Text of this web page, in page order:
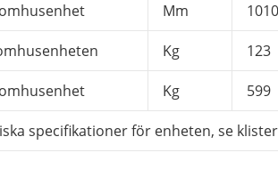
Mm
Kg 123
Kg 599
specifikationer för enheten, se